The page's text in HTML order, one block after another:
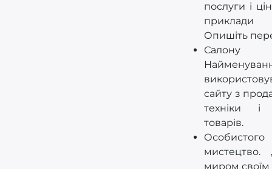
послуги і
Опишіть
Салону
сайту з
техніки і
товарів.
мистецтво.
миром своїм